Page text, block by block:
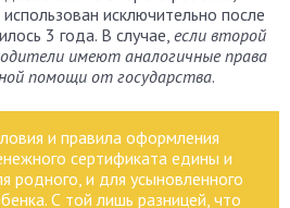
исключительно после
3 года. В случае, если второй
имеют аналогичные права
помощи от государства.
и правила оформления
сертификата едины и
родного, и для усыновленного
С той лишь разницей, что